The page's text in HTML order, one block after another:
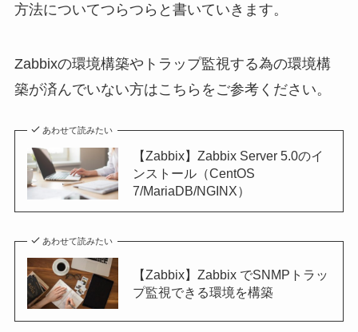
方法についてつらつらと書いていきます。
Zabbixの環境構築やトラップ監視する為の環境構
築が済んでいない方はこちらをご参考ください。
あわせて読みたい
【Zabbix】Zabbix Server 5.0のイ
ンストール（CentOS
7/MariaDB/NGINX）
あわせて読みたい
【Zabbix】Zabbix でSNMPトラッ
プ監視できる環境を構築